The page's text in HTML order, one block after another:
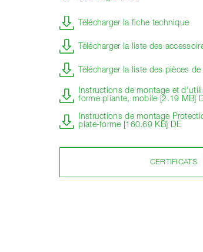
Télécharger la fiche technique
Télécharger la liste des
Télécharger la liste des pièces
Instructions de montage et
forme pliante, mobile [2.19 MB]
Instructions de montage
plate-forme [160.69 KB] DE
CERTIFICATS